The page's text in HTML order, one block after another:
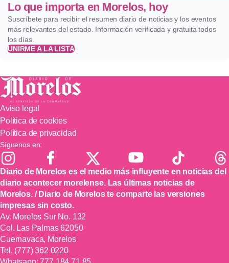
Lo que importa en Morelos, hoy
Suscríbete para recibir el resumen diario de noticias y los eventos
más relevantes del estado. Información verificada y gratuita todos
los días.
UNIRME A LA LISTA
Aviso legal
Política de cookies
Política de privacidad
Síguenos en:
Diario de Morelos es el medio más influyente en noticias del
diario acontecer morelense. Las últimas noticias de
Morelos. / Diario de Morelos te comparte las versiones
impresas sin costo.
Av. Morelos Sur No. 132
Col. Las Palmas 62050
Cuernavaca, Morelos
Tel. (777) 362 0220